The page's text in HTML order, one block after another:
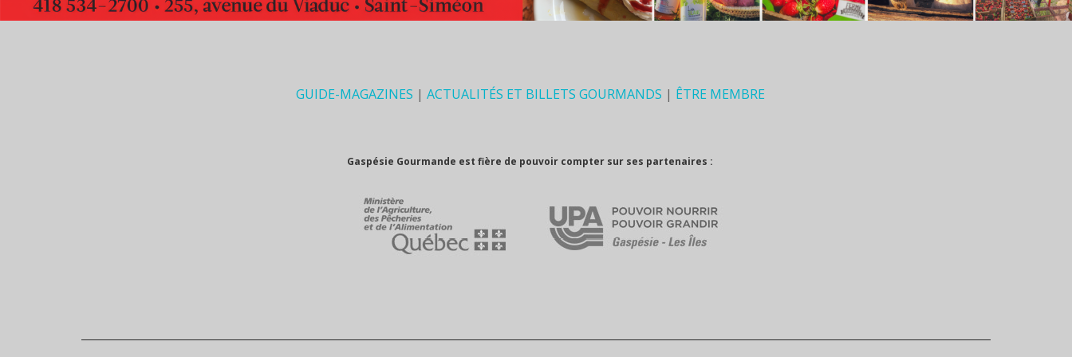
GUIDE-MAGAZINES | ACTUALITÉS ET BILLETS GOURMANDS | ÊTRE MEMBRE
Gaspésie Gourmande est fière de pouvoir compter sur ses partenaires :